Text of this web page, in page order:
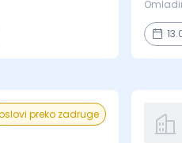
preko zadruge